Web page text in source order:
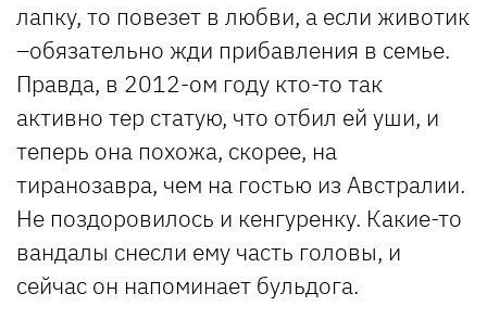
лапку, то повезет в любви, а если животик
–обязательно жди прибавления в семье.
Правда, в 2012-ом году кто-то так
активно тер статую, что отбил ей уши, и
теперь она похожа, скорее, на
тиранозавра, чем на гостью из Австралии.
Не поздоровилось и кенгуренку. Какие-то
вандалы снесли ему часть головы, и
сейчас он напоминает бульдога.